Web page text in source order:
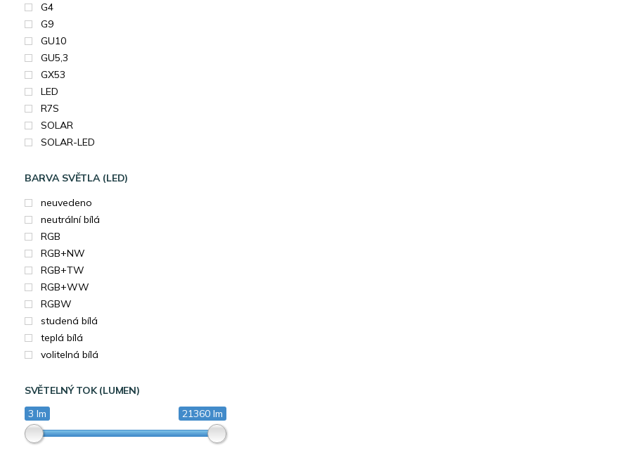
G4
G9
GU10
GU5,3
GX53
LED
R7S
SOLAR
SOLAR-LED
BARVA SVĚTLA (LED)
neuvedeno
neutrální bílá
RGB
RGB+NW
RGB+TW
RGB+WW
RGBW
studená bílá
teplá bílá
volitelná bílá
SVĚTELNÝ TOK (LUMEN)
3 lm
21360 lm